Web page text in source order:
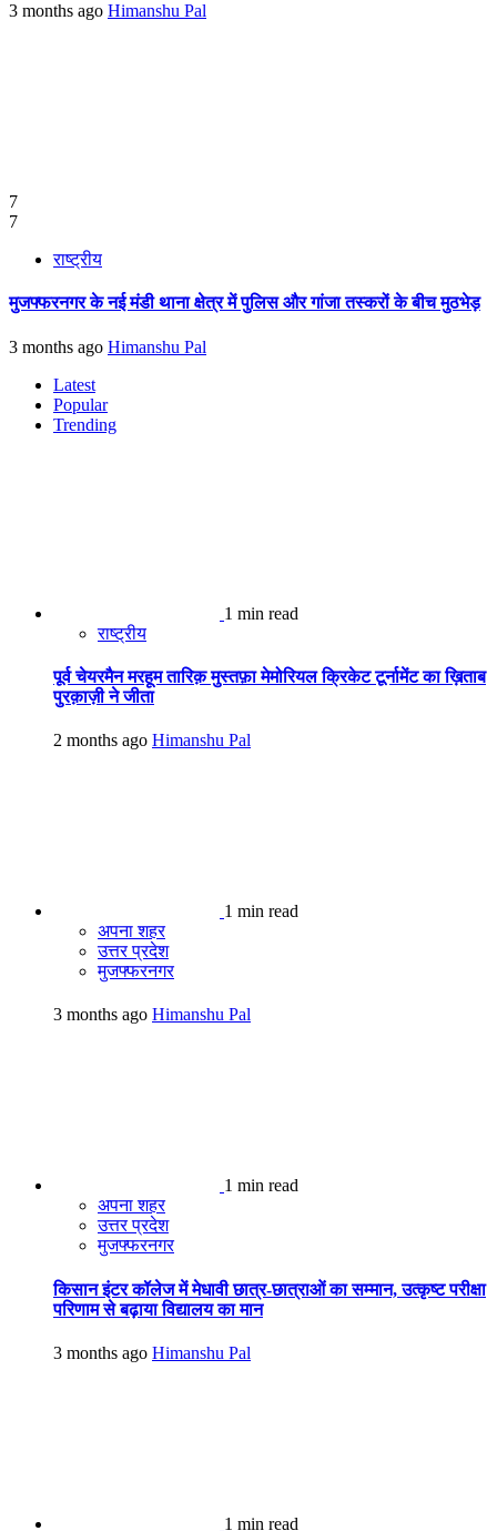
3 months ago Himanshu Pal
7
7
राष्ट्रीय
मुजफ्फरनगर के नई मंडी थाना क्षेत्र में पुलिस और गांजा तस्करों के बीच मुठभेड़
3 months ago Himanshu Pal
Latest
Popular
Trending
1 min read
राष्ट्रीय
पूर्व चेयरमैन मरहूम तारिक़ मुस्तफ़ा मेमोरियल क्रिकेट टूर्नामेंट का ख़िताब
पुरक़ाज़ी ने जीता
2 months ago Himanshu Pal
1 min read
अपना शहर
उत्तर प्रदेश
मुजफ्फरनगर
3 months ago Himanshu Pal
1 min read
अपना शहर
उत्तर प्रदेश
मुजफ्फरनगर
किसान इंटर कॉलेज में मेधावी छात्र-छात्राओं का सम्मान, उत्कृष्ट परीक्षा
परिणाम से बढ़ाया विद्यालय का मान
3 months ago Himanshu Pal
1 min read